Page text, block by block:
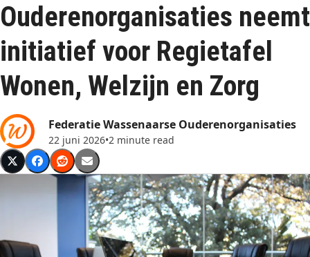
Ouderenorganisaties neemt
initiatief voor Regietafel
Wonen, Welzijn en Zorg
Federatie Wassenaarse Ouderenorganisaties
22 juni 2026•2 minute read